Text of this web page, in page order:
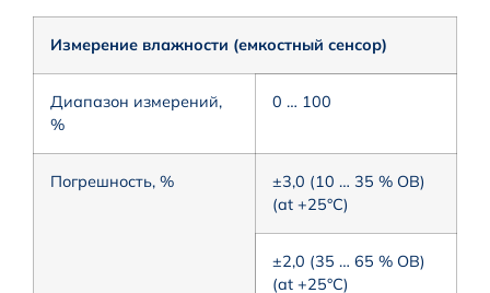
Измерение влажности (емкостный сенсор)
Диапазон измерений,
%
0 … 100
Погрешность, %
±3,0 (10 … 35 % ОВ)
(at +25°C)
±2,0 (35 … 65 % ОВ)
(at +25°C)